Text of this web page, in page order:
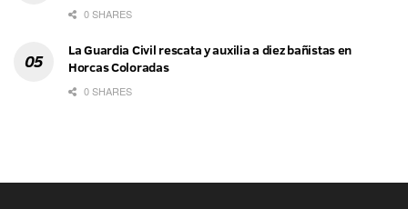
0 SHARES
La Guardia Civil rescata y auxilia a diez bañistas en
Horcas Coloradas
0 SHARES